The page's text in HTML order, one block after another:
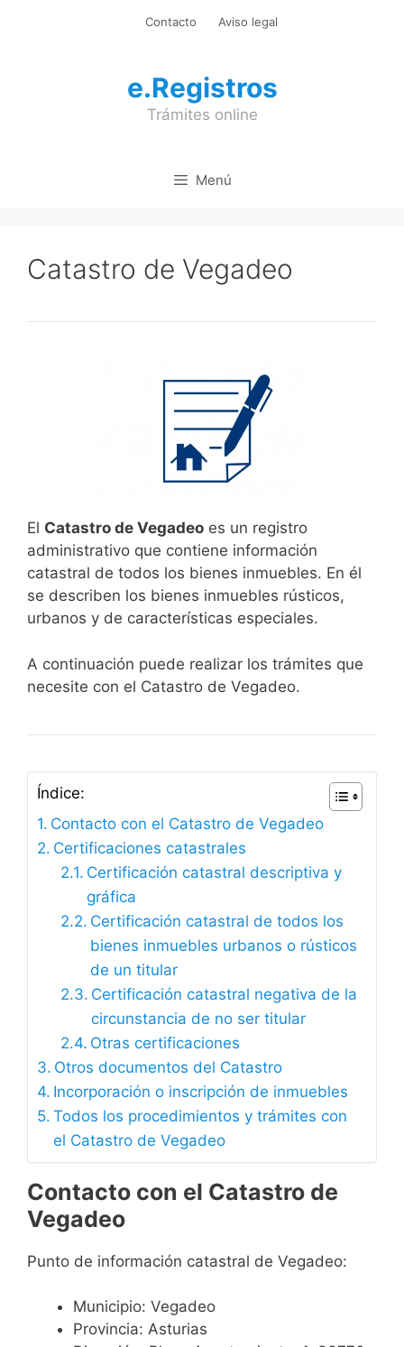
Contacto Aviso legal
e.Registros
Trámites online
Menú
Catastro de Vegadeo
El Catastro de Vegadeo es un registro
administrativo que contiene información
catastral de todos los bienes inmuebles. En él
se describen los bienes inmuebles rústicos,
urbanos y de características especiales.
A continuación puede realizar los trámites que
necesite con el Catastro de Vegadeo.
Índice:
Contacto con el Catastro de Vegadeo
Certificaciones catastrales
Certificación catastral descriptiva y
gráfica
Certificación catastral de todos los
bienes inmuebles urbanos o rústicos
de un titular
Certificación catastral negativa de la
circunstancia de no ser titular
Otras certificaciones
Otros documentos del Catastro
Incorporación o inscripción de inmuebles
Todos los procedimientos y trámites con
el Catastro de Vegadeo
Contacto con el Catastro de
Vegadeo
Punto de información catastral de Vegadeo:
Municipio: Vegadeo
Provincia: Asturias